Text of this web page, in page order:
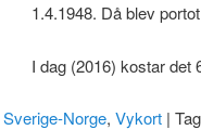
1.4.1948. Då blev
I dag (2016) kostar
Sverige-Norge, Vykort |